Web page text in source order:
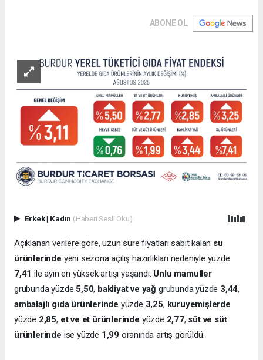
ABONE OL
Erkek| Kadın (Haberi Sesli Oku)
Açıklanan verilere göre, uzun süre fiyatları sabit kalan su
ürünlerinde yeni sezona açılış hazırlıkları nedeniyle yüzde
7,41 ile ayın en yüksek artışı yaşandı. Unlu mamuller
grubunda yüzde 5,50, bakliyat ve yağ grubunda yüzde 3,44,
ambalajlı gıda ürünlerinde yüzde 3,25, kuruyemişlerde
yüzde 2,85, et ve et ürünlerinde yüzde 2,77, süt ve süt
ürünlerinde ise yüzde 1,99 oranında artış görüldü.